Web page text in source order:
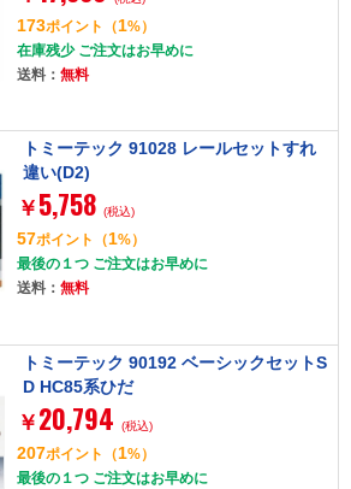
173ポイント （1%）
在庫残少 ご注文はお早めに
送料： 無料
トミーテック 91028 レールセットすれ
違い(D2)
￥ 5,758 (税込)
57ポイント （1%）
最後の１つ ご注文はお早めに
送料： 無料
トミーテック 90192 ベーシックセットS
D HC85系ひだ
￥ 20,794 (税込)
207ポイント （1%）
最後の１つ ご注文はお早めに